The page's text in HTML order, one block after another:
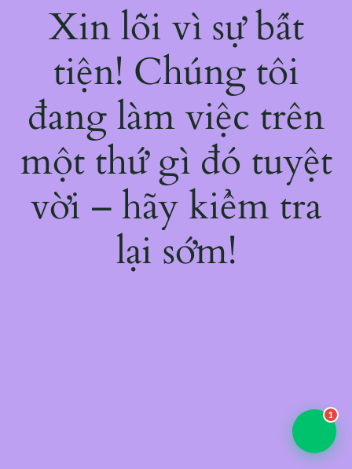
Xin lỗi vì sự bất
tiện! Chúng tôi
đang làm việc trên
một thứ gì đó tuyệt
vời – hãy kiểm tra
lại sớm!
1